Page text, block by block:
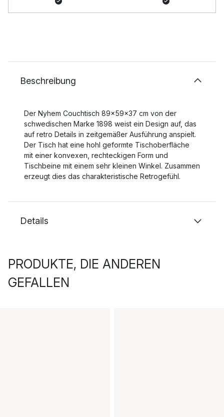
Beschreibung
Der Nyhem Couchtisch 89x59x37 cm von der
schwedischen Marke 1898 weist ein Design auf, das
auf retro Details in zeitgemäßer Ausführung anspielt.
Der Tisch hat eine hohl geformte Tischoberfläche
mit einer konvexen, rechteckigen Form und
Tischbeine mit einem sehr kleinen Winkel. Zusammen
erzeugt dies das charakteristische Retrogefühl.
Details
PRODUKTE, DIE ANDEREN
GEFALLEN